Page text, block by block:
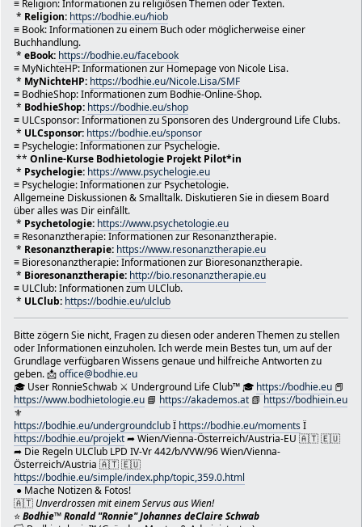
Zulassung oder Credits für diese Kurse verfolgt. Sie
Kursen teil, um Wissen zu erwerben oder Interessen zu
ein Abschlussziel zu haben.
In diesem speziellen universitären Zusammenhang
auf eine Person, die Kurse verfolgt, ohne auf einen
Abschluss hinzuarbeiten. Ein Auditor in dieser
in erster Linie ein aufmerksamer und wissbegieriger
🇦🇹 ULC eV. IV-Vr 442/b/VVW/96 LPD Wien/Vienna-
office@bodhie.eu
Ein Community-Forum-Moderator ist eine Person, die
ist, sicherzustellen, dass ein Online-Forum oder eine
Community-Plattform ein sicherer, einladender und
seine Mitglieder bleibt. Zu ihren Hauptaufgaben können
Durchsetzung von Regeln und Richtlinien:
Regeln und Richtlinien des Forums durch. Dazu gehört in
Regulierung des Benutzerverhaltens, die Verhinderung von
Aufrechterhaltung einer respektvollen und
Überwachung von Diskussionen: Sie behalten
Kommentare und benutzergenerierte Inhalte im Auge, um
störendes Verhalten zu erkennen und zu beheben.
Inhaltsverwaltung: Moderatoren haben
Beiträge, Kommentare oder Threads zu bearbeiten oder
Mediation: Sie können bei Streitigkeiten und
Forumsmitgliedern vermitteln und versuchen, Lösungen
zivile Atmosphäre aufrechtzuerhalten.
Förderung der Teilnahme: Moderatoren können das
indem sie Diskussionen anregen, neue Mitglieder
Benutzer bei der effektiven Nutzung der Plattform
Probleme melden: Sie melden technische Probleme
Plattformprobleme zur Lösung an Administratoren.
Benutzerunterstützung: Moderatoren können
Fragen haben oder Hilfe bei der Navigation im Forum
Aufbau einer Community: In vielen Fällen spielen
Rolle bei der Förderung des Gemeinschaftsgefühls,
Veranstaltungen organisieren, positive Interaktionen
≡ Religion: Informationen zu religiösen Themen oder Texten.
* Religion: https://bodhie.eu/hiob
≡ Book: Informationen zu einem Buch oder möglicherweise einer
Buchhandlung.
* eBook: https://bodhie.eu/facebook
≡ MyNichteHP: Informationen zur Homepage von Nicole Lisa.
* MyNichteHP: https://bodhie.eu/Nicole.Lisa/SMF
≡ BodhieShop: Informationen zum Bodhie-Online-Shop.
* BodhieShop: https://bodhie.eu/shop
≡ ULCsponsor: Informationen zu Sponsoren des Underground Life Clubs.
* ULCsponsor: https://bodhie.eu/sponsor
≡ Psychelogie: Informationen zur Psychelogie.
** Online-Kurse Bodhietologie Projekt Pilot*in
* Psychelogie: https://www.psychelogie.eu
≡ Psychelogie: Informationen zur Psychetologie.
Allgemeine Diskussionen & Smalltalk. Diskutieren Sie in diesem Board
über alles was Dir einfällt.
* Psychetologie: https://www.psychetologie.eu
≡ Resonanztherapie: Informationen zur Resonanztherapie.
* Resonanztherapie: https://www.resonanztherapie.eu
≡ Bioresonanztherapie: Informationen zur Bioresonanztherapie.
* Bioresonanztherapie: http://bio.resonanztherapie.eu
≡ ULClub: Informationen zum ULClub.
* ULClub: https://bodhie.eu/ulclub
Bitte zögern Sie nicht, Fragen zu diesen oder anderen Themen zu stellen
oder Informationen einzuholen. Ich werde mein Bestes tun, um auf der
Grundlage verfügbaren Wissens genaue und hilfreiche Antworten zu
geben. 📩office@bodhie.eu
🎓 User RonnieSchwab ⚔ Underground Life Club™ 🎓 https://bodhie.eu 📕
https://www.bodhietologie.eu 📘 https://akademos.at 📗 https://bodhiein.eu
⚜
https://bodhie.eu/undergroundclubÏ https://bodhie.eu/momentsÏ
https://bodhie.eu/projekt➦ Wien/Vienna-Österreich/Austria-EU 🇦🇹 🇪🇺
➦ Die Regeln ULClub LPD IV-Vr 442/b/VVW/96 Wien/Vienna-
Österreich/Austria 🇦🇹 🇪🇺
https://bodhie.eu/simple/index.php/topic,359.0.html
● Mache Notizen & Fotos!
🇦🇹 Unverdrossen mit einem Servus aus Wien!
⭐️Bodhie™ Ronald "Ronnie" Johannes deClaire Schwab